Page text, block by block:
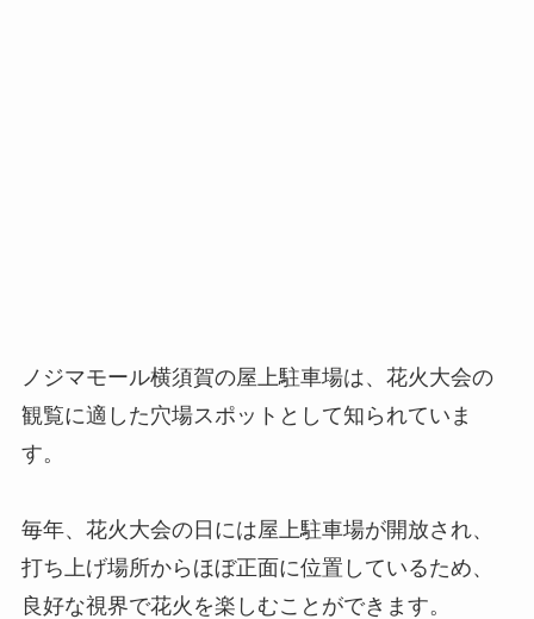
ノジマモール横須賀の屋上駐車場は、花火大会の
観覧に適した穴場スポットとして知られていま
す。
毎年、花火大会の日には屋上駐車場が開放され、
打ち上げ場所からほぼ正面に位置しているため、
良好な視界で花火を楽しむことができます。